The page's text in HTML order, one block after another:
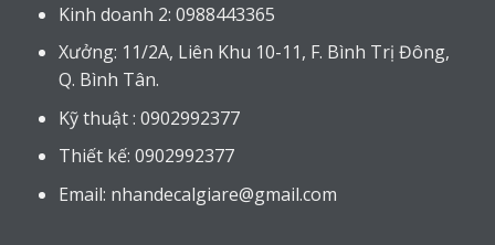
Kinh doanh 2: 0988443365
Xưởng: 11/2A, Liên Khu 10-11, F. Bình Trị Đông,
Q. Bình Tân.
Kỹ thuật : 0902992377
Thiết kế: 0902992377
Email: nhandecalgiare@gmail.com